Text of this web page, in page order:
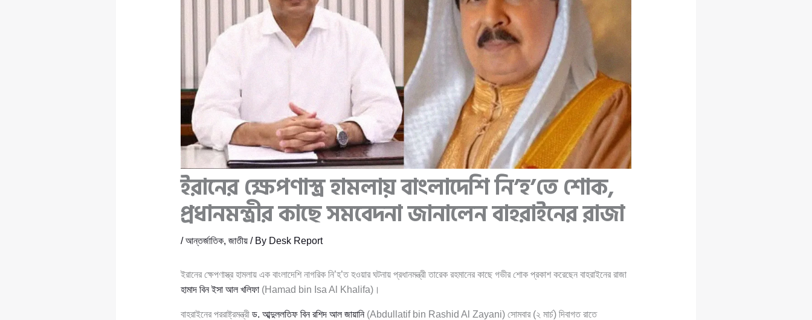
ইরানের ক্ষেপণাস্ত্র হামলায় বাংলাদেশি নি’হ’তে শোক,
প্রধানমন্ত্রীর কাছে সমবেদনা জানালেন বাহরাইনের রাজা
/আন্তর্জাতিক, জাতীয়/ By Desk Report
ইরানের ক্ষেপণাস্ত্র হামলায় এক বাংলাদেশি নাগরিক নি’হ’ত হওয়ার ঘটনায় প্রধানমন্ত্রী তারেক রহমানের কাছে গভীর শোক প্রকাশ করেছেন বাহরাইনের রাজা
হামাদ বিন ইসা আল খলিফা(Hamad bin Isa Al Khalifa)।
বাহরাইনের পররাষ্ট্রমন্ত্রী ড. আব্দুললতিফ বিন রশিদ আল জায়ানি(Abdullatif bin Rashid Al Zayani) সোমবার (২ মার্চ) দিবাগত রাতে